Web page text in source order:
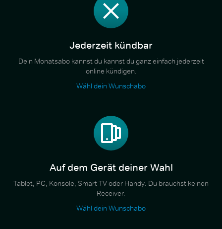
Jederzeit kündbar
Dein Monatsabo kannst du kannst du ganz einfach jederzeit
online kündigen.
Wähl dein Wunschabo
Auf dem Gerät deiner Wahl
Tablet, PC, Konsole, Smart TV oder Handy. Du brauchst keinen
Receiver.
Wähl dein Wunschabo